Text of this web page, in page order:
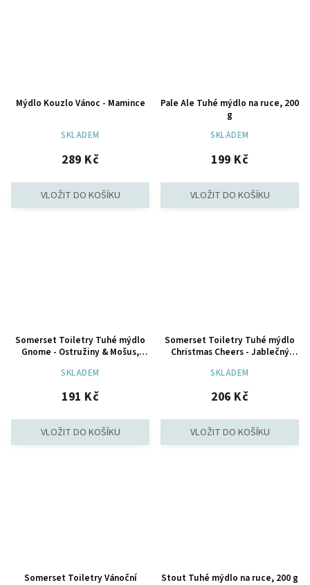
Mýdlo Kouzlo Vánoc - Mamince
SKLADEM
289 Kč
Pale Ale Tuhé mýdlo na ruce, 200
g
SKLADEM
199 Kč
Somerset Toiletry Tuhé mýdlo
Gnome - Ostružiny & Mošus,
SKLADEM
191 Kč
Somerset Toiletry Tuhé mýdlo
Christmas Cheers - Jablečný
SKLADEM
206 Kč
Somerset Toiletry Vánoční
Stout Tuhé mýdlo na ruce, 200 g